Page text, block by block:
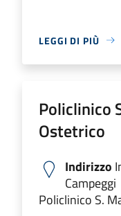
LEGGI DI PIÙ
Policlinico
Ostetrico
Indirizzo
Campeggi
Policlinico S.